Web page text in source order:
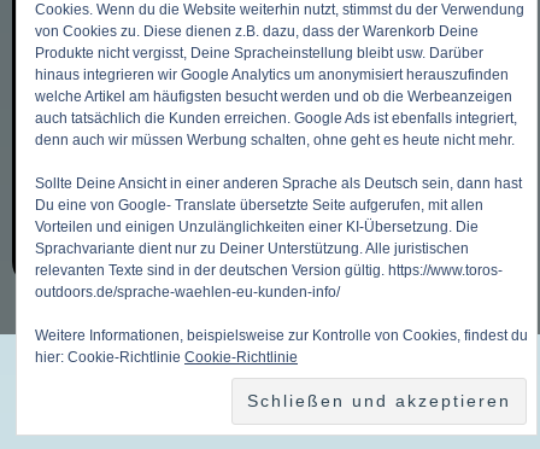
Versandkosten & Versandarten
Datenschutzbelehrung
Allgemeine Geschäftsbedingungen (AGB)
Erklärung zum Widerruf
Über Uns
Sitemap ~ Inhaltsverzeichnis
Cookies. Wenn du die Website weiterhin nutzt, stimmst du der Verwendung
von Cookies zu. Diese dienen z.B. dazu, dass der Warenkorb Deine
Produkte nicht vergisst, Deine Spracheinstellung bleibt usw. Darüber
hinaus integrieren wir Google Analytics um anonymisiert herauszufinden
welche Artikel am häufigsten besucht werden und ob die Werbeanzeigen
auch tatsächlich die Kunden erreichen. Google Ads ist ebenfalls integriert,
denn auch wir müssen Werbung schalten, ohne geht es heute nicht mehr.
Sollte Deine Ansicht in einer anderen Sprache als Deutsch sein, dann hast
Du eine von Google- Translate übersetzte Seite aufgerufen, mit allen
Vorteilen und einigen Unzulänglichkeiten einer KI-Übersetzung. Die
Sprachvariante dient nur zu Deiner Unterstützung. Alle juristischen
relevanten Texte sind in der deutschen Version gültig. https://www.toros-
outdoors.de/sprache-waehlen-eu-kunden-info/
Weitere Informationen, beispielsweise zur Kontrolle von Cookies, findest du
hier: Cookie-Richtlinie Cookie-Richtlinie